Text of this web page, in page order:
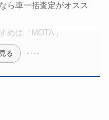
ら車一括査定がオスス
めは「MOTA」
る